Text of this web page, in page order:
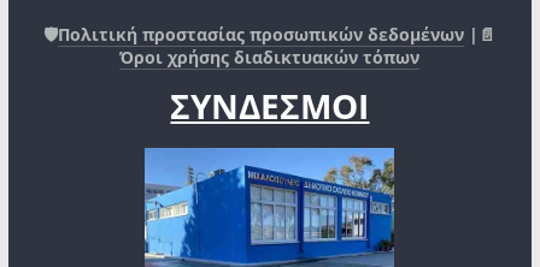
🛡️Πολιτική προστασίας προσωπικών δεδομένων |📄
Όροι χρήσης διαδικτυακών τόπων
ΣΥΝΔΕΣΜΟΙ